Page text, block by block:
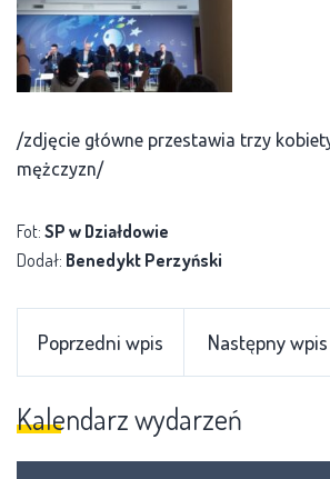
/zdjęcie główne przestawia trzy
mężczyzn/
Fot: SP w Działdowie
Dodał: Benedykt Perzyński
Poprzedni wpis Następny wpis
Kalendarz wydarzeń